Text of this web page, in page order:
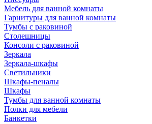
Мебель для ванной комнаты
Гарнитуры для ванной комнаты
Тумбы с раковиной
Столешницы
Консоли с раковиной
Зеркала
Зеркала-шкафы
Светильники
Шкафы-пеналы
Шкафы
Тумбы для ванной комнаты
Полки для мебели
Банкетки